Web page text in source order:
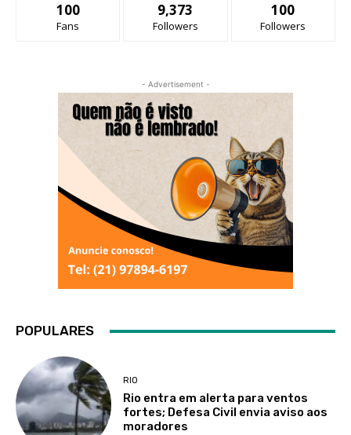
100
Fans
9,373
Followers
100
Followers
- Advertisement -
POPULARES
RIO
Rio entra em alerta para ventos
fortes; Defesa Civil envia aviso aos
moradores